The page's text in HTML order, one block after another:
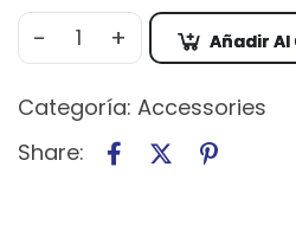
- + Añadir
Categoría: Accessories
Share: